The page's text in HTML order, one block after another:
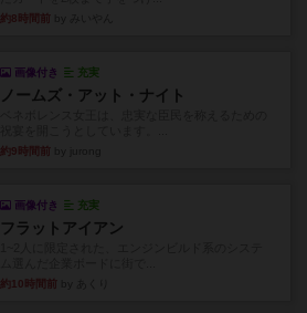
約8時間前
画像付き 充実
ノームズ・アット・ナイト
約9時間前
画像付き 充実
フラットアイアン
約10時間前